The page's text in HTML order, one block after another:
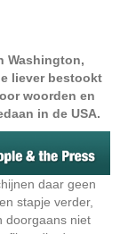
Washington,
liever bestookt
woorden en
in de USA.
daar geen
stapje verder,
doorgaans niet